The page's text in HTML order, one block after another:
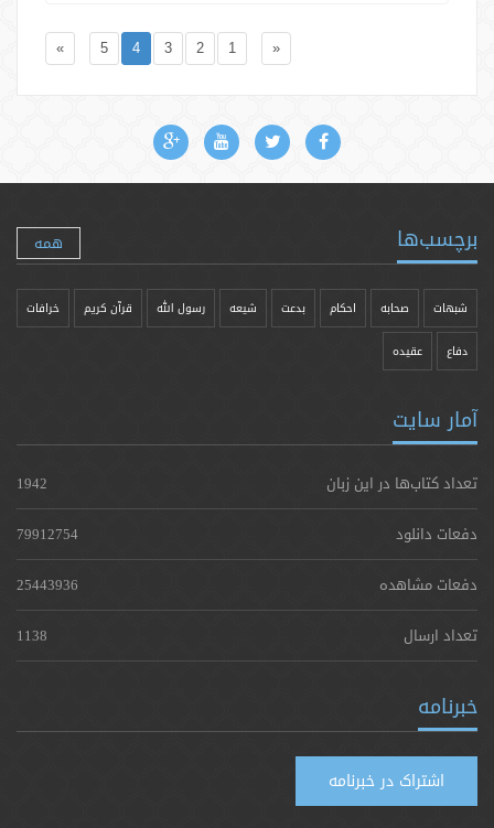
«
1
2
3
4
5
»
برچسب‌ها همه
شبهات صحابه احکام بدعت شیعه رسول الله قرآن کریم خرافات
دفاع عقیده
آمار سایت
تعداد کتاب‌ها در این زبان
1942
دفعات دانلود
79912754
دفعات مشاهده
25443936
تعداد ارسال
1138
خبرنامه
اشتراک در خبرنامه